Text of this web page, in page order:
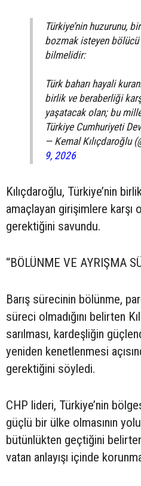
Türkiye’nin huzurunu,
bozmak isteyen bölücü
bilmelidir:
Türk baharı hayali
birlik ve beraberliği
yaşatacak olan; bu
Türkiye Cumhuriyeti
— Kemal Kılıçdaroğlu
9, 2026
Kılıçdaroğlu, Türkiye’nin
amaçlayan girişimlere karşı
gerektiğini savundu.
“BÖLÜNME VE AYRIŞMA
Barış sürecinin bölünme,
süreci olmadığını belirten
sarılması, kardeşliğin
yeniden kenetlenmesi
gerektiğini söyledi.
CHP lideri, Türkiye’nin
güçlü bir ülke olmasının
bütünlükten geçtiğini
vatan anlayışı içinde